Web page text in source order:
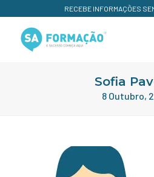
RECEBE INFORMAÇÕES
Sofia
8 Outubro,